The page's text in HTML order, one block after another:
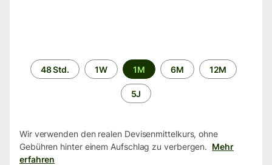
Zeitraum
48 Std. 1W 1M 6M 12M
5J
Wir verwenden den realen Devisenmittelkurs, ohne
Gebühren hinter einem Aufschlag zu verbergen. Mehr
erfahren